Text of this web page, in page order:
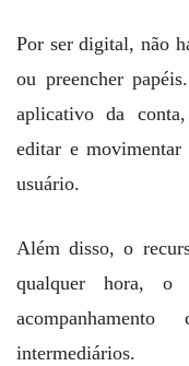
Por ser digital, não
ou preencher
aplicativo da
editar e
usuário.
Além disso, o
qualquer hora, o
intermediários.